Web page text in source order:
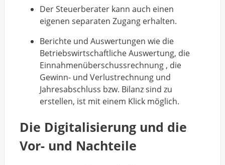
Der Steuerberater kann auch einen
eigenen separaten Zugang erhalten.
Berichte und Auswertungen wie die
Betriebswirtschaftliche Auswertung, die
Einnahmenüberschussrechnung , die
Gewinn- und Verlustrechnung und
Jahresabschluss bzw. Bilanz sind zu
erstellen, ist mit einem Klick möglich.
Die Digitalisierung und die
Vor- und Nachteile